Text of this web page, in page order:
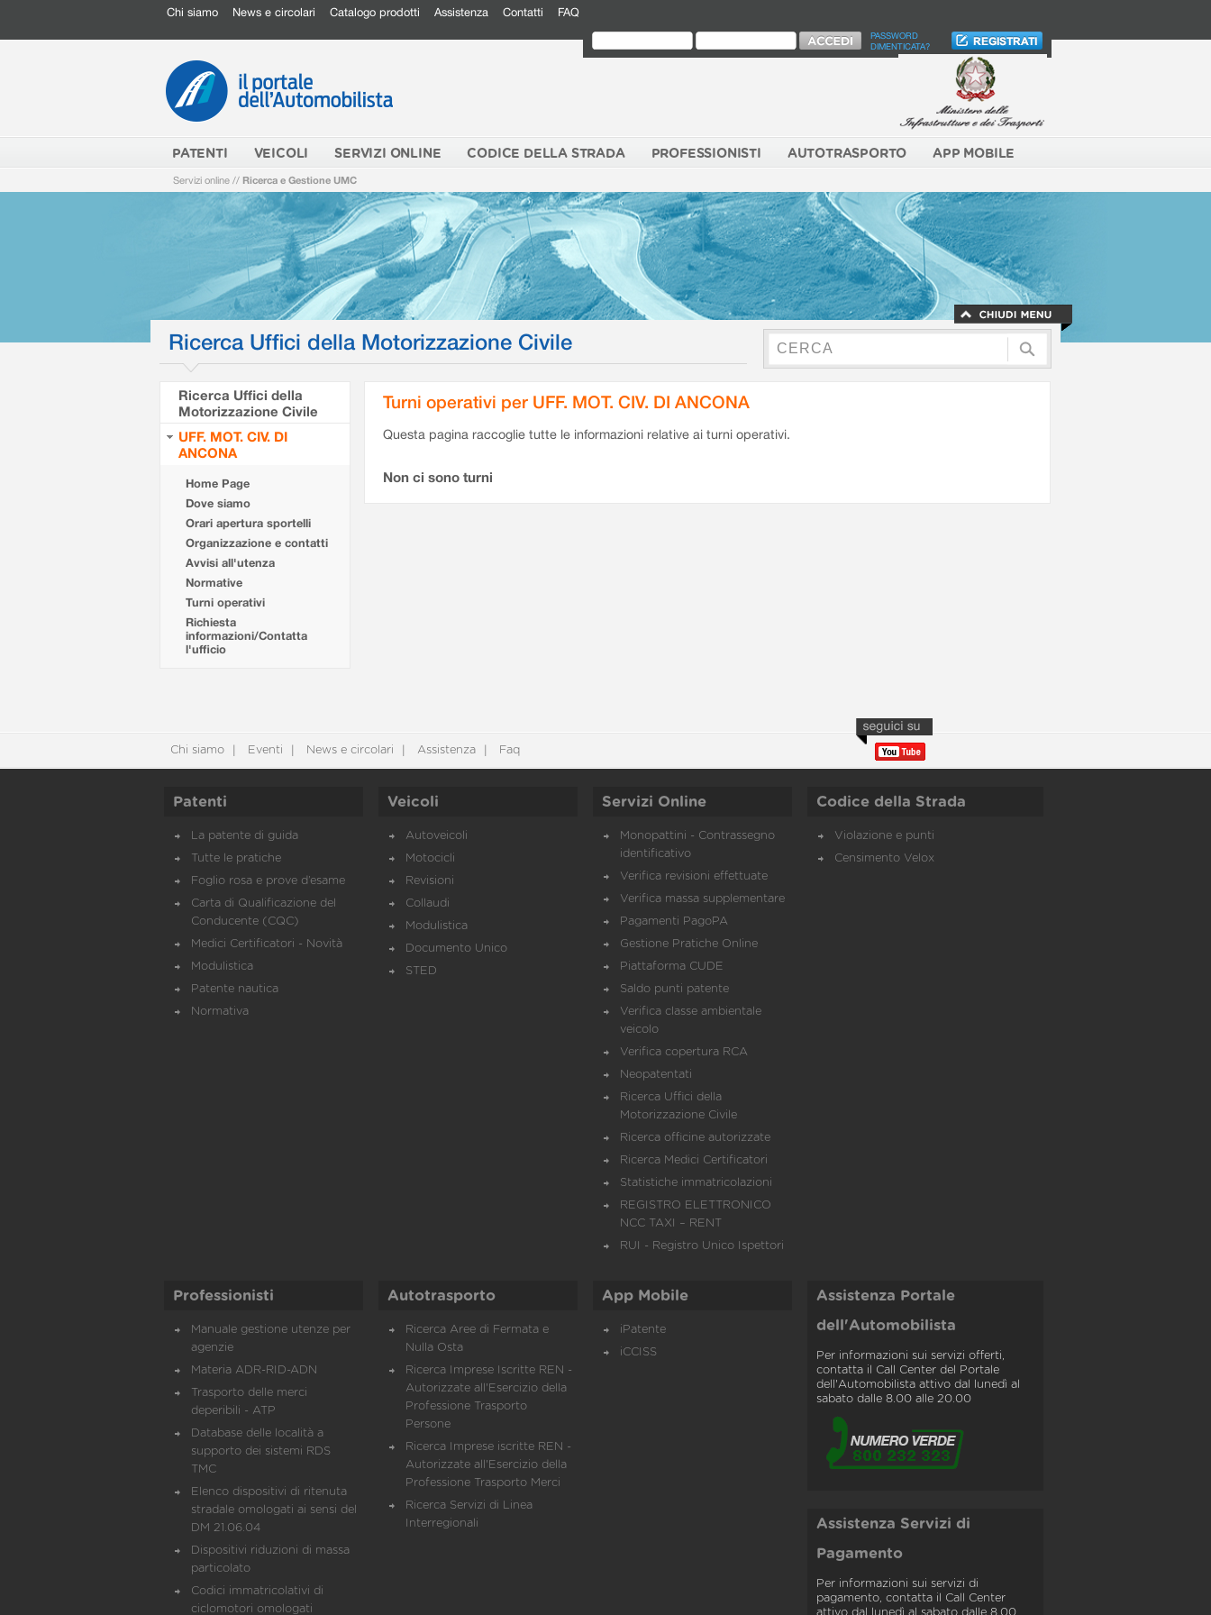
Chi siamo News e circolari Catalogo prodotti Assistenza Contatti FAQ
PASSWORD
DIMENTICATA?
PATENTI VEICOLI SERVIZI ONLINE CODICE DELLA STRADA PROFESSIONISTI AUTOTRASPORTO APP MOBILE
Servizi online // Ricerca e Gestione UMC
Ricerca Uffici della Motorizzazione Civile
Ricerca Uffici della
Motorizzazione Civile
UFF. MOT. CIV. DI
ANCONA
Home Page
Dove siamo
Orari apertura sportelli
Organizzazione e contatti
Avvisi all'utenza
Normative
Turni operativi
Richiesta
informazioni/Contatta
l'ufficio
Turni operativi per UFF. MOT. CIV. DI ANCONA
Questa pagina raccoglie tutte le informazioni relative ai turni operativi.
Non ci sono turni
Chi siamo Eventi News e circolari Assistenza Faq
Patenti
La patente di guida
Tutte le pratiche
Foglio rosa e prove d’esame
Carta di Qualificazione del
Conducente (CQC)
Medici Certificatori - Novità
Modulistica
Patente nautica
Normativa
Veicoli
Autoveicoli
Motocicli
Revisioni
Collaudi
Modulistica
Documento Unico
STED
Servizi Online
Monopattini - Contrassegno
identificativo
Verifica revisioni effettuate
Verifica massa supplementare
Pagamenti PagoPA
Gestione Pratiche Online
Piattaforma CUDE
Saldo punti patente
Verifica classe ambientale
veicolo
Verifica copertura RCA
Neopatentati
Ricerca Uffici della
Motorizzazione Civile
Ricerca officine autorizzate
Ricerca Medici Certificatori
Statistiche immatricolazioni
REGISTRO ELETTRONICO
NCC TAXI – RENT
RUI - Registro Unico Ispettori
Codice della Strada
Violazione e punti
Censimento Velox
Professionisti
Manuale gestione utenze per
agenzie
Materia ADR-RID-ADN
Trasporto delle merci
deperibili - ATP
Database delle località a
supporto dei sistemi RDS
TMC
Elenco dispositivi di ritenuta
stradale omologati ai sensi del
DM 21.06.04
Dispositivi riduzioni di massa
particolato
Codici immatricolativi di
ciclomotori omologati
Autotrasporto
Ricerca Aree di Fermata e
Nulla Osta
Ricerca Imprese Iscritte REN -
Autorizzate all'Esercizio della
Professione Trasporto
Persone
Ricerca Imprese iscritte REN -
Autorizzate all'Esercizio della
Professione Trasporto Merci
Ricerca Servizi di Linea
Interregionali
App Mobile
iPatente
iCCISS
Assistenza Portale
dell'Automobilista
Per informazioni sui servizi offerti,
contatta il Call Center del Portale
dell'Automobilista attivo dal lunedì al
sabato dalle 8.00 alle 20.00
Assistenza Servizi di
Pagamento
Per informazioni sui servizi di
pagamento, contatta il Call Center